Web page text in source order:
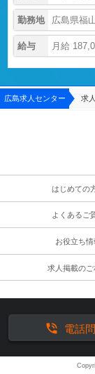
勤務地 広島県福
給与 月給
広島求人センター 求
はじめての
よくあるご
お役立ち情
求人掲載のご
 電話